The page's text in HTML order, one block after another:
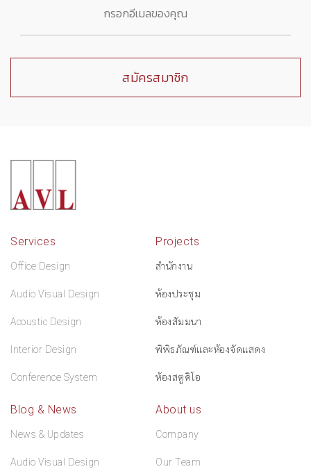
Services
Office Design
Audio Visual Design
Acoustic Design
Interior Design
Conference System
Projects
สำนักงาน
ห้องประชุม
ห้องสัมมนา
พิพิธภัณฑ์และห้องจัดแสดง
ห้องสตูดิโอ
Blog & News
News & Updates
Audio Visual Design
About us
Company
Our Team